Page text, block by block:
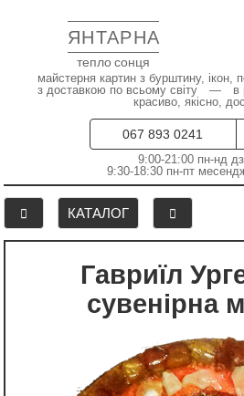
ЯНТАРНА
тепло сонця
майстерня картин з бурштину, ікон,
з доставкою по всьому світу —
красиво, якісно,
067 893 0241
9:00-21:00 пн-нд
9:30-18:30 пн-пт
КАТАЛОГ
Гавриїл Ургебадзе,
сувенірна